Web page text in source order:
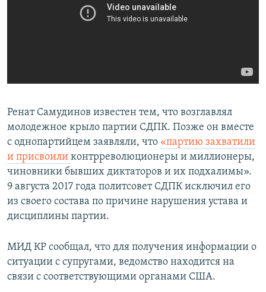
Ренат Самудинов известен тем, что возглавлял
молодежное крыло партии СДПК. Позже он вместе
с однопартийцем заявляли, что «партию захватили
и присвоили контрреволюционеры и миллионеры,
чиновники бывших диктаторов и их подхалимы».
9 августа 2017 года политсовет СДПК исключил его
из своего состава по причине нарушения устава и
дисциплины партии.
МИД КР сообщал, что для получения информации о
ситуации с супругами, ведомство находится на
связи с соответствующими органами США.